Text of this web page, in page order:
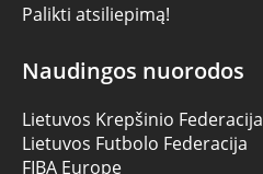
Palikti atsiliepimą!
Naudingos nuorodos
Lietuvos Krepšinio Federacija
Lietuvos Futbolo Federacija
FIBA Europe